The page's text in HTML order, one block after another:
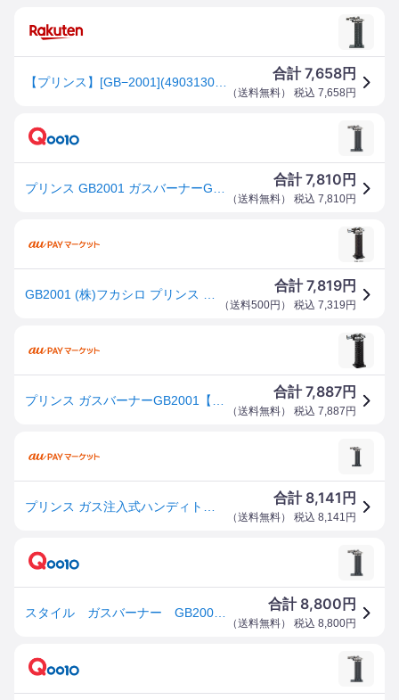
合計7,658円
（送料無料） 税込 7,658 円
合計7,810 円
（送料無料） 税込 7,810円
合計7,819円
（送料500円 ） 税込 7,319 円
合計7,887円
（送料無料） 税込 7,887 円
合計 8,141 円
（送料無料） 税込 8,141 円
合計 8,800 円
（送料無料） 税込 8,800円